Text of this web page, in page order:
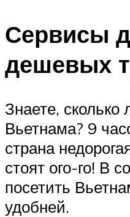
Сервисы
дешевых
Знаете, сколько
Вьетнама? 9
страна
стоят ого-го! В
посетить
удобней.